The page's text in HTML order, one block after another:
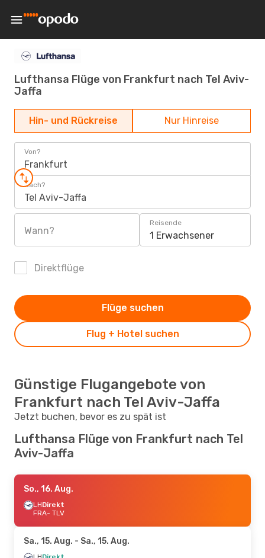
Lufthansa Flüge von Frankfurt nach Tel Aviv-
Jaffa
Hin- und Rückreise Nur Hinreise
Von?
Frankfurt
Nach?
Tel Aviv-Jaffa
Wann?
Reisende
1 Erwachsener
Direktflüge
Flug + Hotel suchen
Flüge suchen
Günstige Flugangebote von
Frankfurt nach Tel Aviv-Jaffa
Jetzt buchen, bevor es zu spät ist
Lufthansa Flüge von Frankfurt nach Tel
Aviv-Jaffa
So., 16. Aug.
LHDirekt
FRA- TLV
Sa., 15. Aug. - Sa., 15. Aug.